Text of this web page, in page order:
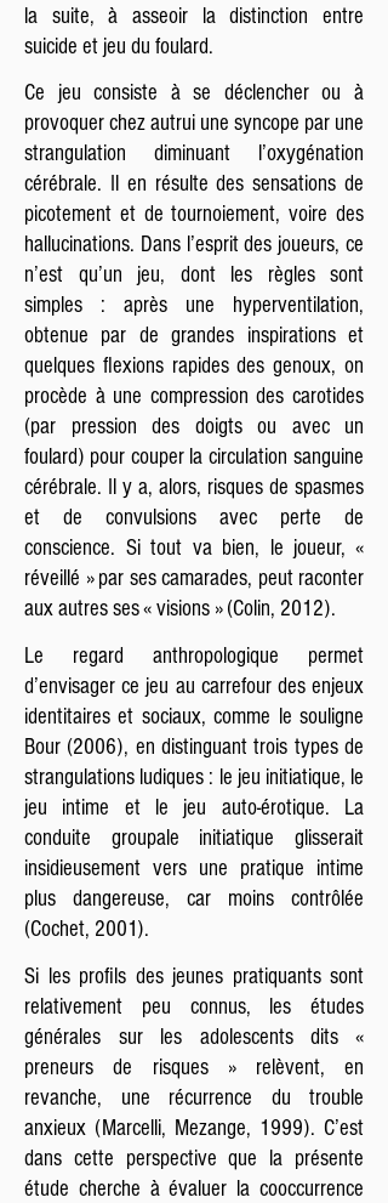
la suite, à asseoir la distinction entre
suicide et jeu du foulard.
Ce jeu consiste à se déclencher ou à
provoquer chez autrui une syncope par une
strangulation diminuant l’oxygénation
cérébrale. Il en résulte des sensations de
picotement et de tournoiement, voire des
hallucinations. Dans l’esprit des joueurs, ce
n’est qu’un jeu, dont les règles sont
simples : après une hyperventilation,
obtenue par de grandes inspirations et
quelques flexions rapides des genoux, on
procède à une compression des carotides
(par pression des doigts ou avec un
foulard) pour couper la circulation sanguine
cérébrale. Il y a, alors, risques de spasmes
et de convulsions avec perte de
conscience. Si tout va bien, le joueur, «
réveillé » par ses camarades, peut raconter
aux autres ses « visions » (Colin, 2012).
Le regard anthropologique permet
d’envisager ce jeu au carrefour des enjeux
identitaires et sociaux, comme le souligne
Bour (2006), en distinguant trois types de
strangulations ludiques : le jeu initiatique, le
jeu intime et le jeu auto-érotique. La
conduite groupale initiatique glisserait
insidieusement vers une pratique intime
plus dangereuse, car moins contrôlée
(Cochet, 2001).
Si les profils des jeunes pratiquants sont
relativement peu connus, les études
générales sur les adolescents dits «
preneurs de risques » relèvent, en
revanche, une récurrence du trouble
anxieux (Marcelli, Mezange, 1999). C’est
dans cette perspective que la présente
étude cherche à évaluer la cooccurrence